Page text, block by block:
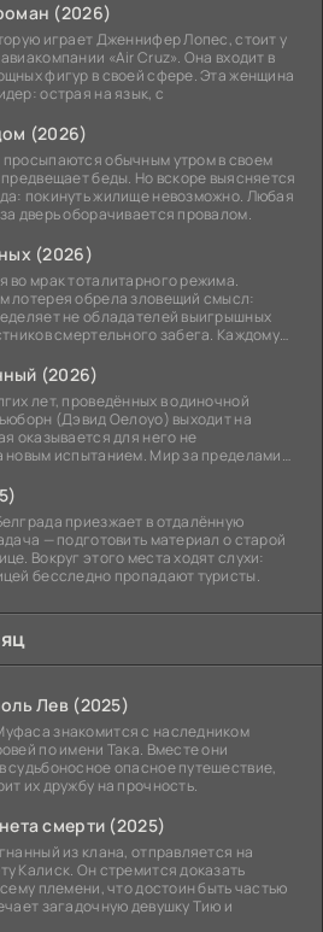
(2026)
играет Дженнифер Лопес, стоит у
«Air Cruz». Она входит в
фигур в своей сфере. Эта женщина
острая на язык, с
(2026)
обычным утром в своем
беды. Но вскоре выясняется
покинуть жилище невозможно. Любая
дверь оборачивается провалом.
(2026)
во мрак тоталитарного режима.
лотерея обрела зловещий смысл:
не обладателей выигрышных
смертельного забега. Каждому
(2026)
лет, проведённых в одиночной
(Дэвид Оелоуо) выходит на
оказывается для него не
новым испытанием. Мир за пределами
приезжает в отдалённую
— подготовить материал о старой
Вокруг этого места ходят слухи:
бесследно пропадают туристы.
Лев (2025)
знакомится с наследником
по имени Така. Вместе они
судьбоносное опасное путешествие,
их дружбу на прочность.
смерти (2025)
из клана, отправляется на
Калиск. Он стремится доказать
племени, что достоин быть частью
загадочную девушку Тию и